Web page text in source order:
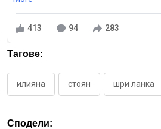
413 94 283
Тагове:
илияна стоян шри ланка
Сподели: